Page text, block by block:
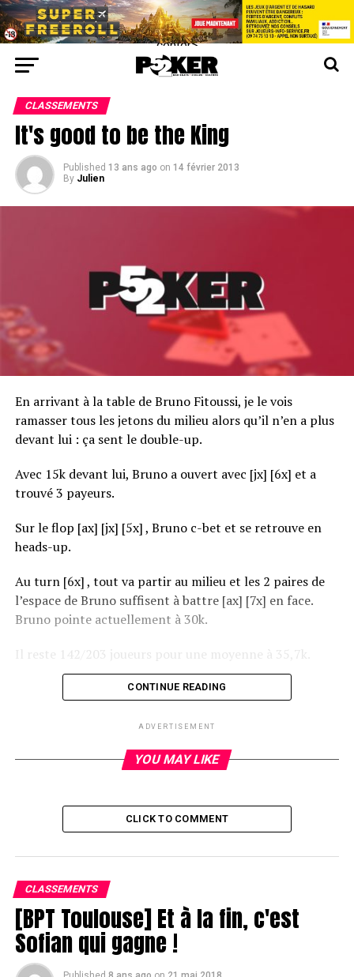
center>
CLASSEMENTS
It's good to be the King
Published 13 ans ago on 14 février 2013
By Julien
En arrivant à la table de Bruno Fitoussi, je le vois
ramasser tous les jetons du milieu alors qu’il n’en a plus
devant lui : ça sent le double-up.
Avec 15k devant lui, Bruno a ouvert avec [jx] [6x] et a
trouvé 3 payeurs.
Sur le flop [ax] [jx] [5x] , Bruno c-bet et se retrouve en
heads-up.
Au turn [6x] , tout va partir au milieu et les 2 paires de
l’espace de Bruno suffisent à battre [ax] [7x] en face.
Bruno pointe actuellement à 30k.
Il reste 142/203 joueurs pour une moyenne à 35,7k.
CONTINUE READING
ADVERTISEMENT
YOU MAY LIKE
CLICK TO COMMENT
CLASSEMENTS
[BPT Toulouse] Et à la fin, c'est
Sofian qui gagne !